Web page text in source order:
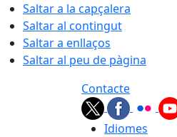
Saltar a la capçalera
Saltar al contingut
Saltar a enllaços
Saltar al peu de pàgina
Contacte
Idiomes